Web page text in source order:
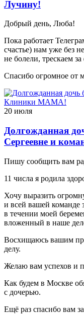
Лучину!
Добрый день, Люба!
Пока работает
счастье) нам уже без
не болели, трескаем
Спасибо огромное от
20 июля
Долгожданная
Сергеевне и
Пишу сообщить вам
11 числа я родила
Хочу выразить
и всей вашей команде
в течении моей
вложенный в наше
Восхищаюсь вашим
делу.
Желаю вам успехов и
Как будем в Москве
с дочерью.
Ещё раз спасибо вам